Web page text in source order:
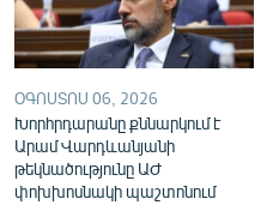
English
Русский
ՀԵՏԵՎԵՔ ՄԵԶ
ՕԳՈՍՏՈՍ 06, 2026
Խորհրդարանը քննարկում է
Արամ Վարդևանյանի
թեկնածությունը ԱԺ
փոխխոսնակի պաշտոնում